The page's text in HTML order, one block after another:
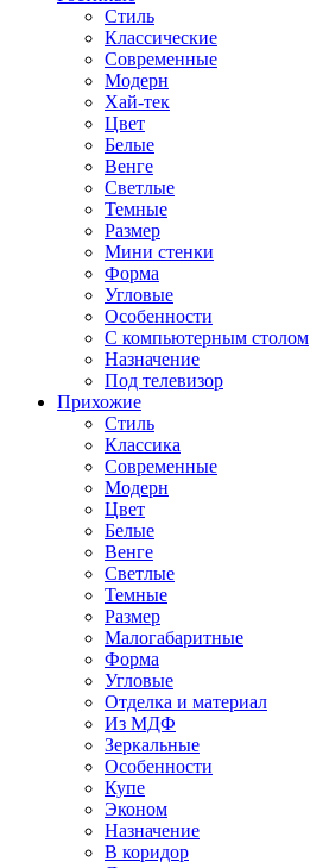
Стиль
Классические
Современные
Модерн
Хай-тек
Цвет
Белые
Венге
Светлые
Темные
Размер
Мини стенки
Форма
Угловые
Особенности
С компьютерным столом
Назначение
Под телевизор
Прихожие
Стиль
Классика
Современные
Модерн
Цвет
Белые
Венге
Светлые
Темные
Размер
Малогабаритные
Форма
Угловые
Отделка и материал
Из МДФ
Зеркальные
Особенности
Купе
Эконом
Назначение
В коридор